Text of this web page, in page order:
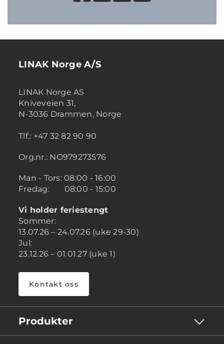
LINAK Norge A/S
LINAK Norge AS
Kniveveien 31,
N-3036 Drammen, Norge
Tlf.: +47 32 82 90 90
Org.nr.: NO979273576
Man - Tors: 08:00 - 16:00
Fredag: 08:00 - 15:00
Vi holder feriestengt
Sommer:
13.07.26 – 24.07.26 (uke 29-30)
Jul:
23.12.26 – 01.01.27 (uke 1)
Kontakt oss
Produkter